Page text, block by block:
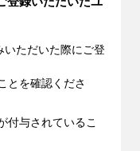
ただいた際にご登
とを確認くださ
付与されているこ